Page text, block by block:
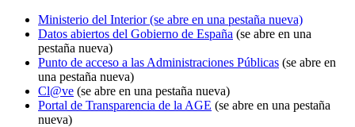
Ministerio del Interior(se abre en una pestaña nueva)
Datos abiertos del Gobierno de España (se abre en una
pestaña nueva)
Punto de acceso a las Administraciones Públicas (se abre en
una pestaña nueva)
Cl@ve (se abre en una pestaña nueva)
Portal de Transparencia de la AGE (se abre en una pestaña
nueva)